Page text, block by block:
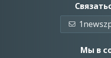
Мы в